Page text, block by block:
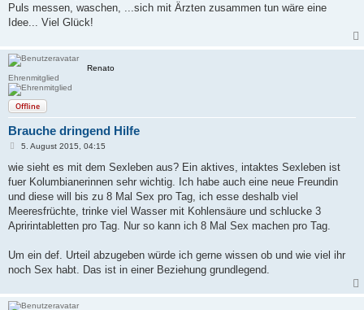
Puls messen, waschen, ...sich mit Ärzten zusammen tun wäre eine
Idee... Viel Glück!
Renato
Ehrenmitglied
Offline
Brauche dringend Hilfe
B
i
r
a
5. August 2015, 04:15
wie sieht es mit dem Sexleben aus? Ein aktives, intaktes Sexleben ist
fuer Kolumbianerinnen sehr wichtig. Ich habe auch eine neue Freundin
und diese will bis zu 8 Mal Sex pro Tag, ich esse deshalb viel
Meeresfrüchte, trinke viel Wasser mit Kohlensäure und schlucke 3
Apririntabletten pro Tag. Nur so kann ich 8 Mal Sex machen pro Tag.
Um ein def. Urteil abzugeben würde ich gerne wissen ob und wie viel ihr
noch Sex habt. Das ist in einer Beziehung grundlegend.